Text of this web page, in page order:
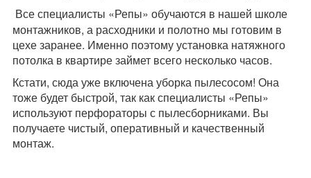
Все специалисты «Репы» обучаются в нашей школе
монтажников, а расходники и полотно мы готовим в
цехе заранее. Именно поэтому установка натяжного
потолка в квартире займет всего несколько часов.
Кстати, сюда уже включена уборка пылесосом! Она
тоже будет быстрой, так как специалисты «Репы»
используют перфораторы с пылесборниками. Вы
получаете чистый, оперативный и качественный
монтаж.